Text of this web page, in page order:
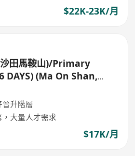
$22K-23K/月
田馬鞍山)/Primary
DAYS) (Ma On Shan,
升階層
大量人才需求
$17K/月